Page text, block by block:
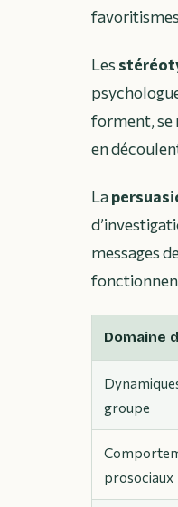
Les
forment, se
en
La
messages
Domaine
groupe
prosociaux